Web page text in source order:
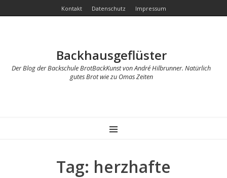
Kontakt Datenschutz Impressum
Backhausgeflüster
Der Blog der Backschule BrotBackKunst von André Hilbrunner. Natürlich
gutes Brot wie zu Omas Zeiten
MENU
Tag: herzhafte